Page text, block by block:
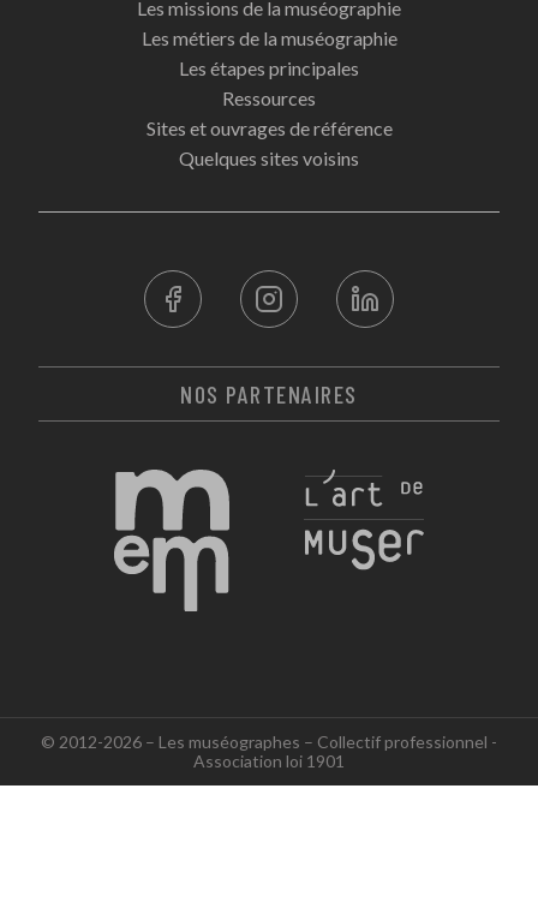
Les missions de la muséographie
Les métiers de la muséographie
Les étapes principales
Ressources
Sites et ouvrages de référence
Quelques sites voisins
NOS PARTENAIRES
© 2012-2026 – Les muséographes – Collectif professionnel -
Association loi 1901